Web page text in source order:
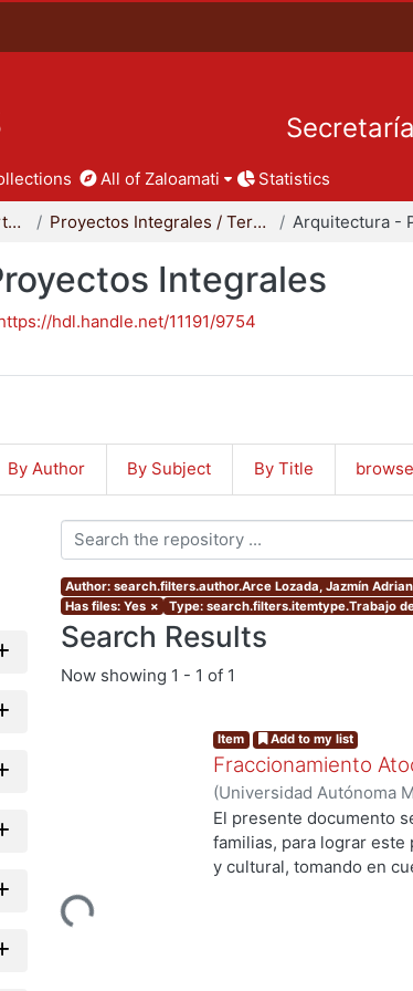
All of Zaloamati Statistics
División de Ciencias y Artes para el Diseño Proyectos Integrales / Terminales - Licenciatura
Integrales
hdl.handle.net/11191/9754
By Author By Subject By Title
Author: search.filters.author.Arce Lozada, Jazmín
Has files: Yes × Type: search.filters.itemtype.Trabajo
Search Results
Now showing 1 - 1 of 1
Loading...
Item Add to my list
Fraccionamiento
(Universidad Autónoma
de Servicios de
Lozada, Jazmín Adriana;
El presente documento
familias, para lograr
y cultural, tomando en